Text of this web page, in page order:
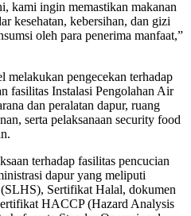
kami ingin memastikan makanan
kesehatan, kebersihan, dan gizi
oleh para penerima manfaat,”
melakukan pengecekan terhadap
fasilitas Instalasi Pengolahan Air
dan peralatan dapur, ruang
serta pelaksanaan security food
terhadap fasilitas pencucian
dapur yang meliputi
Sertifikat Halal, dokumen
HACCP (Hazard Analysis